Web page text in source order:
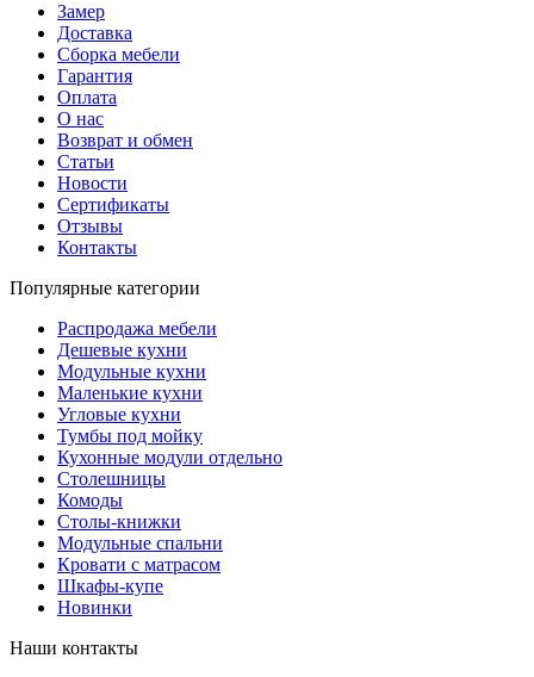
Замер
Доставка
Сборка мебели
Гарантия
Оплата
О нас
Возврат и обмен
Статьи
Новости
Сертификаты
Отзывы
Контакты
Популярные категории
Распродажа мебели
Дешевые кухни
Модульные кухни
Маленькие кухни
Угловые кухни
Тумбы под мойку
Кухонные модули отдельно
Столешницы
Комоды
Столы-книжки
Модульные спальни
Кровати с матрасом
Шкафы-купе
Новинки
Наши контакты